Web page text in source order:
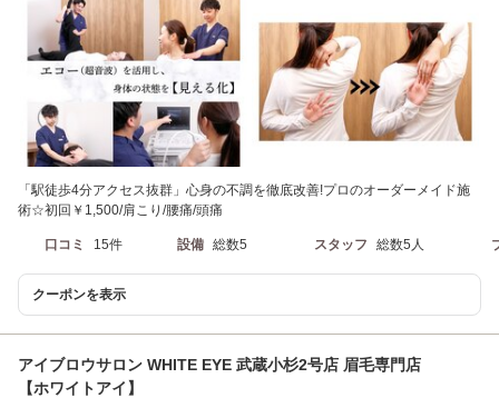
「駅徒歩4分アクセス抜群」心身の不調を徹底改善!プロのオーダーメイド施
術☆初回￥1,500/肩こり/腰痛/頭痛
口コミ 15件 設備 総数5 スタッフ 総数5人
クーポンを表示
アイブロウサロン WHITE EYE 武蔵小杉2号店 眉毛専門店
【ホワイトアイ】